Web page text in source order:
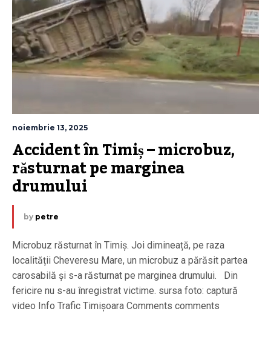
noiembrie 13, 2025
Accident în Timiș – microbuz,
răsturnat pe marginea
drumului
by petre
Microbuz răsturnat în Timiș. Joi dimineață, pe raza
localității Cheveresu Mare, un microbuz a părăsit partea
carosabilă și s-a răsturnat pe marginea drumului. Din
fericire nu s-au înregistrat victime. sursa foto: captură
video Info Trafic Timișoara Comments comments